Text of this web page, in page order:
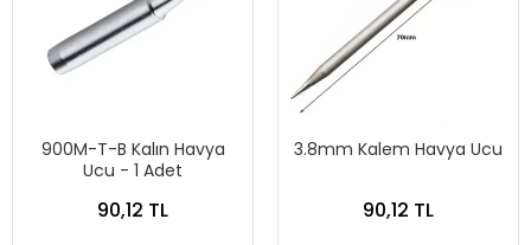
900M-T-B Kalın Havya
Ucu - 1 Adet
90,12 TL
3.8mm Kalem Havya Ucu
90,12 TL